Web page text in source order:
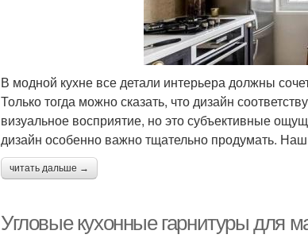
В модной кухне все детали интерьера должны
Только тогда можно сказать, что дизайн
визуальное восприятие, но это субъективные
дизайн особенно важно тщательно продумать.
читать дальше →
Угловые кухонные гарнитуры для